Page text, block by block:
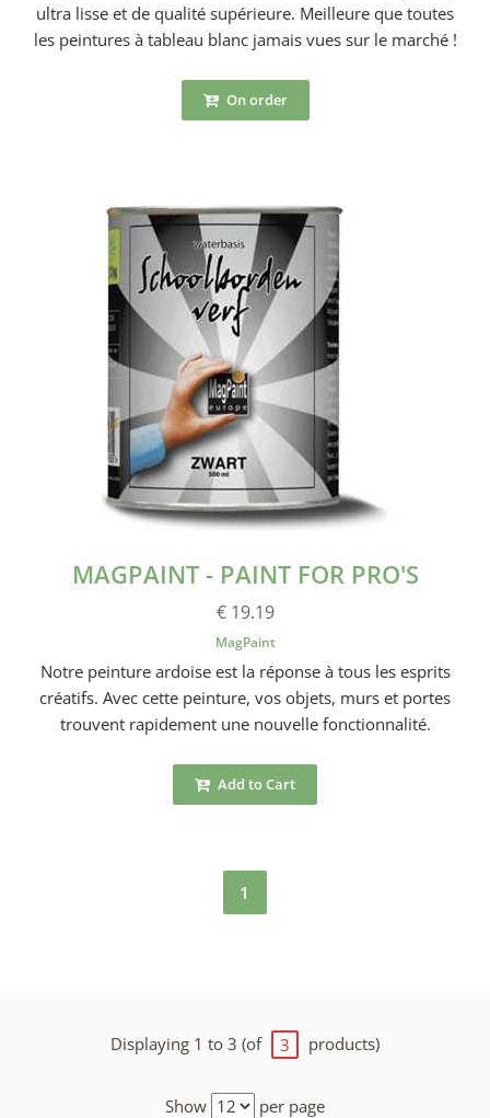
ultra lisse et de qualité supérieure. Meilleure que toutes
les peintures à tableau blanc jamais vues sur le marché !
On order
MAGPAINT - PAINT FOR PRO'S
€ 19.19
MagPaint
Notre peinture ardoise est la réponse à tous les esprits
créatifs. Avec cette peinture, vos objets, murs et portes
trouvent rapidement une nouvelle fonctionnalité.
Add to Cart
1
Displaying 1 to 3 (of 3 products)
Show per page